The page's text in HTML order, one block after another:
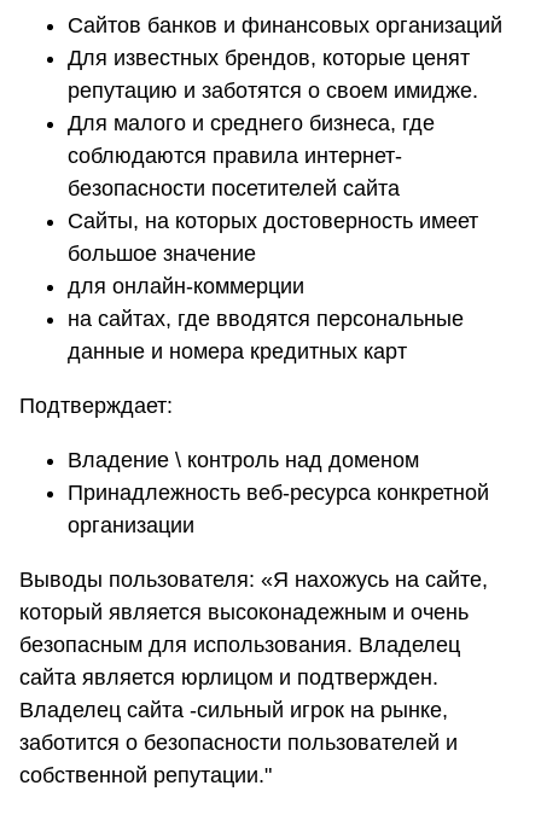
Сайтов банков и финансовых организаций
Для известных брендов, которые ценят
репутацию и заботятся о своем имидже.
Для малого и среднего бизнеса, где
соблюдаются правила интернет-
безопасности посетителей сайта
Сайты, на которых достоверность имеет
большое значение
для онлайн-коммерции
на сайтах, где вводятся персональные
данные и номера кредитных карт
Подтверждает:
Владение \ контроль над доменом
Принадлежность веб-ресурса конкретной
организации
Выводы пользователя: «Я нахожусь на сайте,
который является высоконадежным и очень
безопасным для использования. Владелец
сайта является юрлицом и подтвержден.
Владелец сайта -сильный игрок на рынке,
заботится о безопасности пользователей и
собственной репутации."